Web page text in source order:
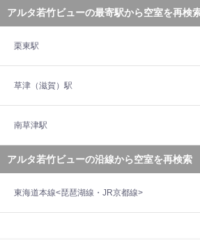
アルタ若竹ビューの最寄駅から空室を再検
栗東駅
草津（滋賀）駅
南草津駅
アルタ若竹ビューの沿線から空室を再検索
東海道本線<琵琶湖線・JR京都線>